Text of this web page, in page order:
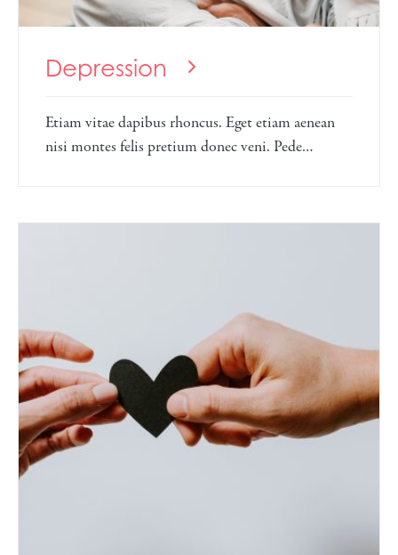
Depression
Etiam vitae dapibus rhoncus. Eget etiam aenean
nisi montes felis pretium donec veni. Pede…